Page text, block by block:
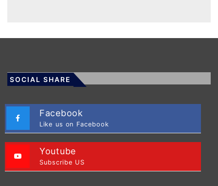
SOCIAL SHARE
Facebook
Like us on Facebook
Youtube
Subscribe US